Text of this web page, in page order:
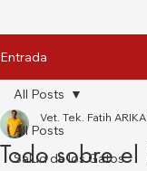
Entrada
All Posts
Salud de los Gatos
All Posts
Todo sobre el
Vet. Tek. Fatih